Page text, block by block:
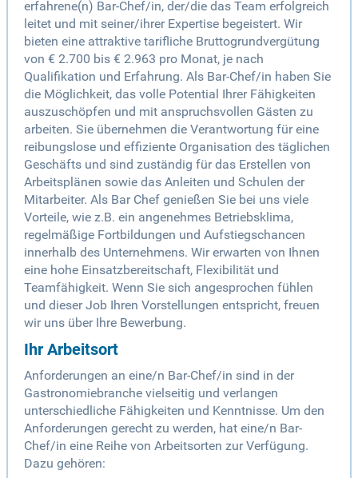
erfahrene(n) Bar-Chef/in, der/die das Team erfolgreich
leitet und mit seiner/ihrer Expertise begeistert. Wir
bieten eine attraktive tarifliche Bruttogrundvergütung
von € 2.700 bis € 2.963 pro Monat, je nach
Qualifikation und Erfahrung. Als Bar-Chef/in haben Sie
die Möglichkeit, das volle Potential Ihrer Fähigkeiten
auszuschöpfen und mit anspruchsvollen Gästen zu
arbeiten. Sie übernehmen die Verantwortung für eine
reibungslose und effiziente Organisation des täglichen
Geschäfts und sind zuständig für das Erstellen von
Arbeitsplänen sowie das Anleiten und Schulen der
Mitarbeiter. Als Bar Chef genießen Sie bei uns viele
Vorteile, wie z.B. ein angenehmes Betriebsklima,
regelmäßige Fortbildungen und Aufstiegschancen
innerhalb des Unternehmens. Wir erwarten von Ihnen
eine hohe Einsatzbereitschaft, Flexibilität und
Teamfähigkeit. Wenn Sie sich angesprochen fühlen
und dieser Job Ihren Vorstellungen entspricht, freuen
wir uns über Ihre Bewerbung.
Ihr Arbeitsort
Anforderungen an eine/n Bar-Chef/in sind in der
Gastronomiebranche vielseitig und verlangen
unterschiedliche Fähigkeiten und Kenntnisse. Um den
Anforderungen gerecht zu werden, hat eine/n Bar-
Chef/in eine Reihe von Arbeitsorten zur Verfügung.
Dazu gehören: